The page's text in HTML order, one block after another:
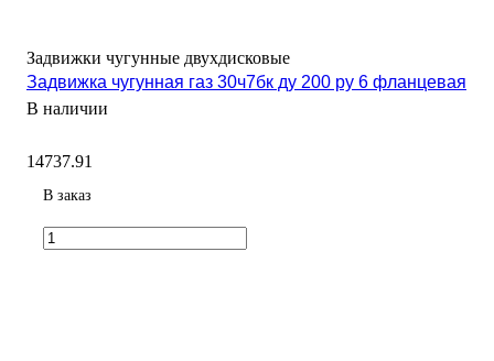
Задвижки чугунные двухдисковые
Задвижка чугунная газ 30ч7бк ду 200 ру 6 фланцевая
В наличии
14737.91
В заказ